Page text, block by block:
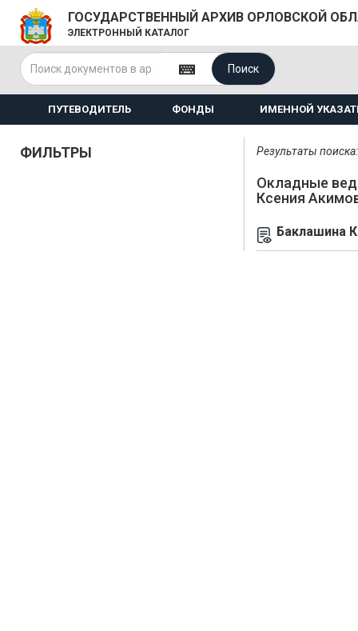
ГОСУДАРСТВЕННЫЙ АРХИВ ОРЛОВСКОЙ
ЭЛЕКТРОННЫЙ КАТАЛОГ
Поиск
ПУТЕВОДИТЕЛЬ ФОНДЫ ИМЕННОЙ
ФИЛЬТРЫ Результаты
Окладные
Ксения
Баклашина